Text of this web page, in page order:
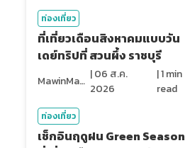
ท่องเที่ยว
ที่เที่ยวเดือนสิงหาคมแบบวัน
เดย์ทริปที่ สวนผึ้ง ราชบุรี
MawinMatravel |06 ส.ค.
2026
|1min
read
ท่องเที่ยว
เช็กอินฤดูฝน Green Season